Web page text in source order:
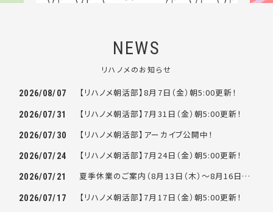
NEWS
リハノメのお知らせ
2026/08/07 【リハノメ朝活部】8月7日（金）朝5:00更新！
2026/07/31 【リハノメ朝活部】7月31日（金）朝5:00更新！
2026/07/30 【リハノメ朝活部】アーカイブ公開中！
2026/07/24 【リハノメ朝活部】7月24日（金）朝5:00更新！
2026/07/21 夏季休業のご案内（8月13日（木）～8月16日（日））
2026/07/17 【リハノメ朝活部】7月17日（金）朝5:00更新！